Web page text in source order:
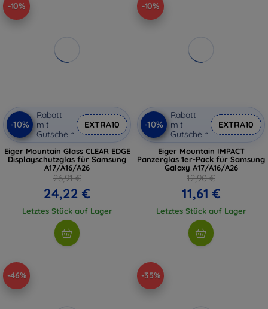
-10%
-10%
Rabatt
mit
Gutschein
EXTRA10
Eiger Mountain Glass CLEAR EDGE
Displayschutzglas für Samsung
A17/A16/A26
26,91 €
24,22 €
Letztes Stück auf Lager
-10%
-10%
Rabatt
mit
Gutschein
EXTRA10
Eiger Mountain IMPACT
Panzerglas 1er-Pack für Samsung
Galaxy A17/A16/A26
12,90 €
11,61 €
Letztes Stück auf Lager
-46% -35%